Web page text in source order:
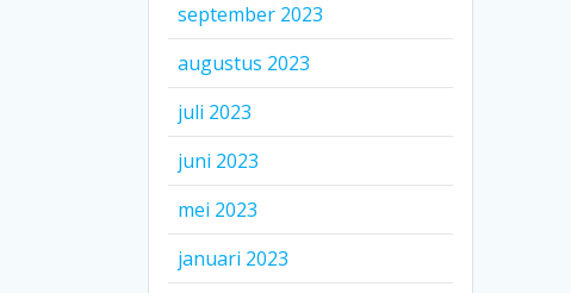
september 2023
augustus 2023
juli 2023
juni 2023
mei 2023
januari 2023